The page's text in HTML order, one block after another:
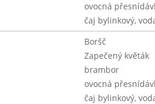
ovocná
čaj bylinkový,
Boršč
Zapečený květák
brambor
ovocná
čaj bylinkový,